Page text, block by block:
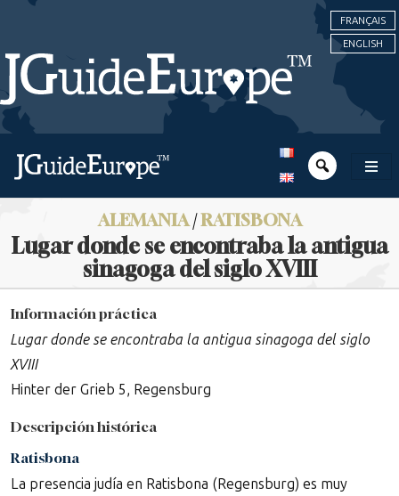
FRANÇAIS
ENGLISH
ALEMANIA/RATISBONA
Lugar donde se encontraba la antigua
sinagoga del siglo XVIII
Información práctica
Lugar donde se encontraba la antigua sinagoga del siglo
XVIII
Hinter der Grieb 5, Regensburg
Descripción histórica
Ratisbona
La presencia judía en Ratisbona (Regensburg) es muy